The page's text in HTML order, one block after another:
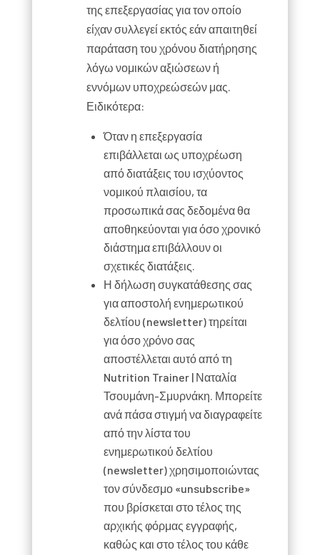
της επεξεργασίας για τον οποίο
είχαν συλλεγεί εκτός εάν απαιτηθεί
παράταση του χρόνου διατήρησης
λόγω νομικών αξιώσεων ή
εννόμων υποχρεώσεών μας.
Ειδικότερα:
Όταν η επεξεργασία
επιβάλλεται ως υποχρέωση
από διατάξεις του ισχύοντος
νομικού πλαισίου, τα
προσωπικά σας δεδομένα θα
αποθηκεύονται για όσο χρονικό
διάστημα επιβάλλουν οι
σχετικές διατάξεις.
Η δήλωση συγκατάθεσης σας
για αποστολή ενημερωτικού
δελτίου (newsletter) τηρείται
για όσο χρόνο σας
αποστέλλεται αυτό από τη
Nutrition Trainer | Ναταλία
Τσουμάνη-Σμυρνάκη. Μπορείτε
ανά πάσα στιγμή να διαγραφείτε
από την λίστα του
ενημερωτικού δελτίου
(newsletter) χρησιμοποιώντας
τον σύνδεσμο «unsubscribe»
που βρίσκεται στο τέλος της
αρχικής φόρμας εγγραφής,
καθώς και στο τέλος του κάθε